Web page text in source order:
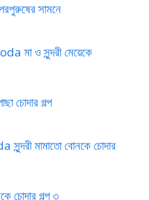
সামনে
মা ও সুন্দরী মেয়েকে
চোদার গল্প
মামাতো বোনকে চোদার
চোদার গল্প ৩